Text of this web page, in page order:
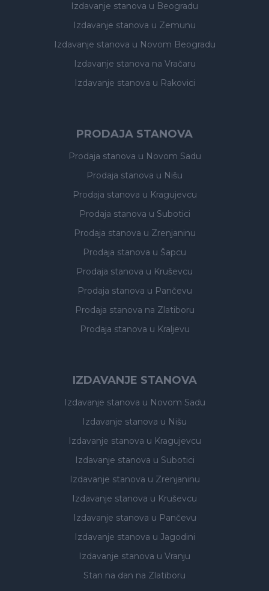
Izdavanje stanova u Beogradu
Izdavanje stanova u Zemunu
Izdavanje stanova u Novom Beogradu
Izdavanje stanova na Vračaru
Izdavanje stanova u Rakovici
PRODAJA STANOVA
Prodaja stanova u Novom Sadu
Prodaja stanova u Nišu
Prodaja stanova u Kragujevcu
Prodaja stanova u Subotici
Prodaja stanova u Zrenjaninu
Prodaja stanova u Šapcu
Prodaja stanova u Kruševcu
Prodaja stanova u Pančevu
Prodaja stanova na Zlatiboru
Prodaja stanova u Kraljevu
IZDAVANJE STANOVA
Izdavanje stanova u Novom Sadu
Izdavanje stanova u Nišu
Izdavanje stanova u Kragujevcu
Izdavanje stanova u Subotici
Izdavanje stanova u Zrenjaninu
Izdavanje stanova u Kruševcu
Izdavanje stanova u Pančevu
Izdavanje stanova u Jagodini
Izdavanje stanova u Vranju
Stan na dan na Zlatiboru